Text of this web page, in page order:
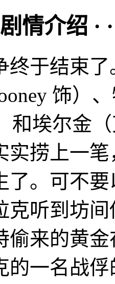
情介绍 · ·
结束了
饰）
和埃尔金
实捞上一
了。可不
克听到坊
偷来的黄
的一名战